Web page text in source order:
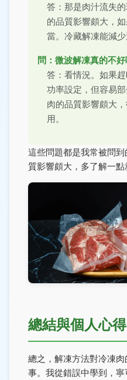
答：那是肉汁流失
的品質影響頗大，
當。冷藏解凍能減少
問：微波解凍真的不好
答：看情況。如果
功率設定，但容易
肉的品質影響頗大
用。
這些問題都是我常被問
質影響頗大，多了解一點
總結與個人心得
總之，解凍方法對冷凍
事。我從錯誤中學到，